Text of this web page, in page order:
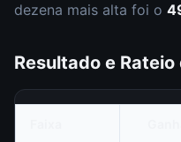
dezena mais alta foi o
Resultado e